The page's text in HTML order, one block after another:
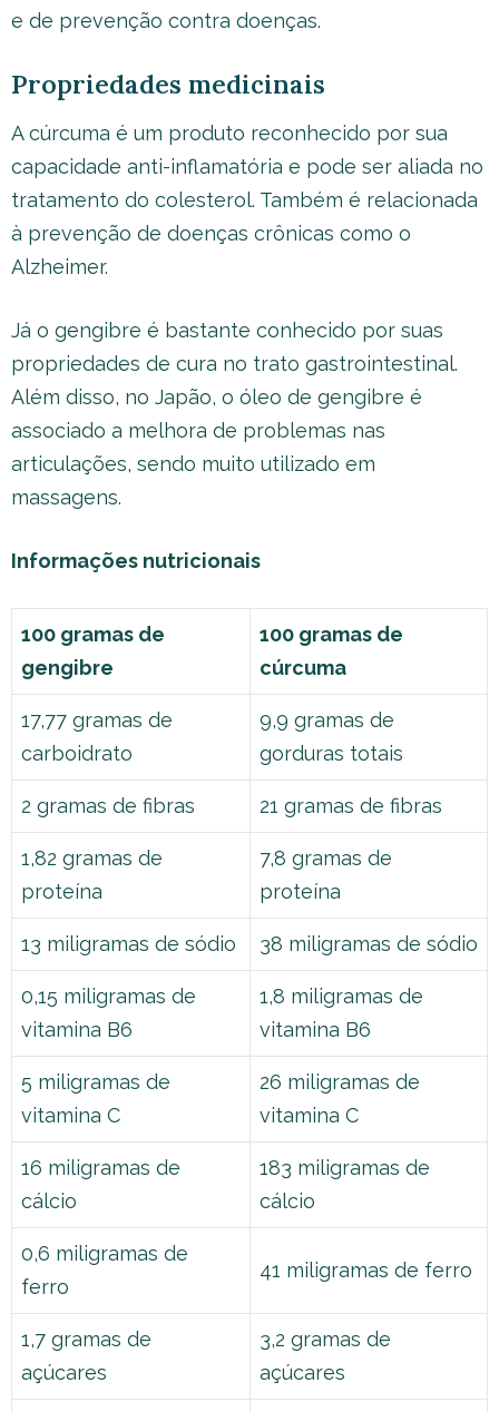
e de prevenção contra doenças.
Propriedades medicinais
A cúrcuma é um produto reconhecido por sua
capacidade anti-inflamatória e pode ser aliada no
tratamento do colesterol. Também é relacionada
à prevenção de doenças crônicas como o
Alzheimer.
Já o gengibre é bastante conhecido por suas
propriedades de cura no trato gastrointestinal.
Além disso, no Japão, o óleo de gengibre é
associado a melhora de problemas nas
articulações, sendo muito utilizado em
massagens.
Informações nutricionais
100 gramas de
gengibre
100 gramas de
cúrcuma
17,77 gramas de
carboidrato
9,9 gramas de
gorduras totais
2 gramas de fibras 21 gramas de fibras
1,82 gramas de
proteína
7,8 gramas de
proteína
13 miligramas de sódio 38 miligramas de sódio
0,15 miligramas de
vitamina B6
1,8 miligramas de
vitamina B6
5 miligramas de
vitamina C
26 miligramas de
vitamina C
16 miligramas de
cálcio
183 miligramas de
cálcio
0,6 miligramas de
ferro
41 miligramas de ferro
1,7 gramas de
açúcares
3,2 gramas de
açúcares